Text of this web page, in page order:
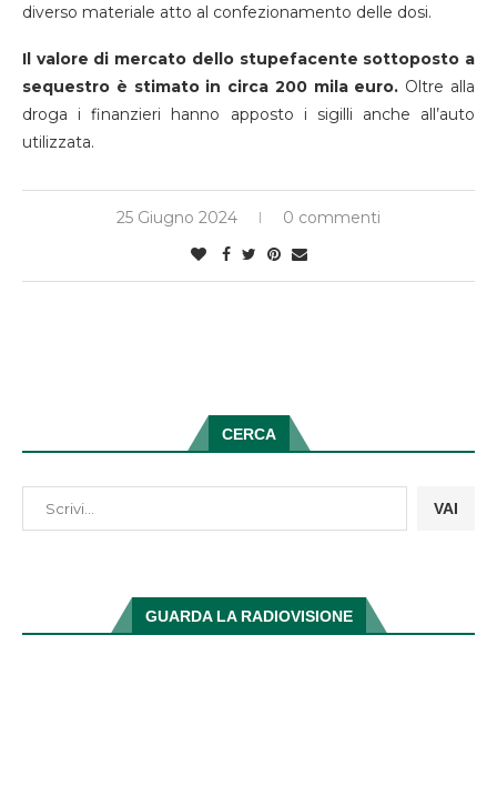
diverso materiale atto al confezionamento delle dosi.
Il valore di mercato dello stupefacente sottoposto a
sequestro è stimato in circa 200 mila euro. Oltre alla
droga i finanzieri hanno apposto i sigilli anche all’auto
utilizzata.
25 Giugno 2024 0 commenti
CERCA
VAI
GUARDA LA RADIOVISIONE